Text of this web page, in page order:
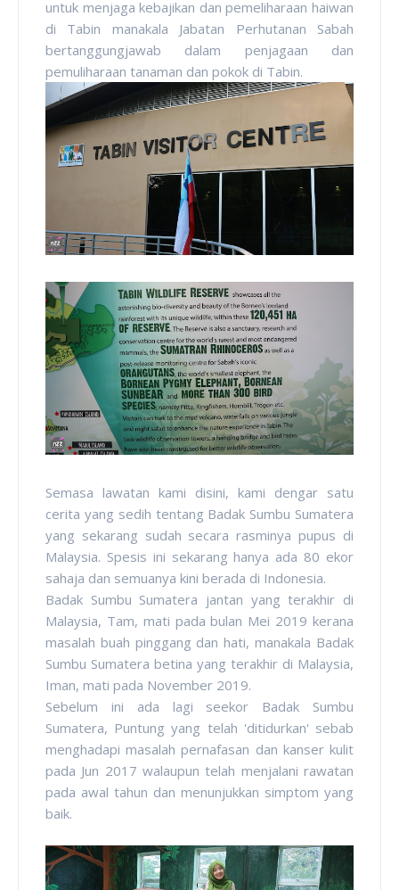
untuk menjaga kebajikan dan pemeliharaan haiwan
di Tabin manakala Jabatan Perhutanan Sabah
bertanggungjawab dalam penjagaan dan
pemuliharaan tanaman dan pokok di Tabin.
Semasa lawatan kami disini, kami dengar satu
cerita yang sedih tentang Badak Sumbu Sumatera
yang sekarang sudah secara rasminya pupus di
Malaysia. Spesis ini sekarang hanya ada 80 ekor
sahaja dan semuanya kini berada di Indonesia.
Badak Sumbu Sumatera jantan yang terakhir di
Malaysia, Tam, mati pada bulan Mei 2019 kerana
masalah buah pinggang dan hati, manakala Badak
Sumbu Sumatera betina yang terakhir di Malaysia,
Iman, mati pada November 2019.
Sebelum ini ada lagi seekor Badak Sumbu
Sumatera, Puntung yang telah 'ditidurkan' sebab
menghadapi masalah pernafasan dan kanser kulit
pada Jun 2017 walaupun telah menjalani rawatan
pada awal tahun dan menunjukkan simptom yang
baik.